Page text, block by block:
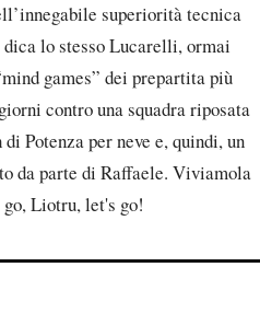
superiorità tecnica
dica lo stesso Lucarelli, ormai
games” dei prepartita più
contro una squadra riposata
Potenza per neve e, quindi, un
da parte di Raffaele. Viviamola
Liotru, let's go!